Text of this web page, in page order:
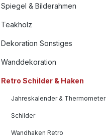
Spiegel & Bilderahmen
Teakholz
Dekoration Sonstiges
Wanddekoration
Retro Schilder & Haken
Jahreskalender & Thermometer
Schilder
Wandhaken Retro